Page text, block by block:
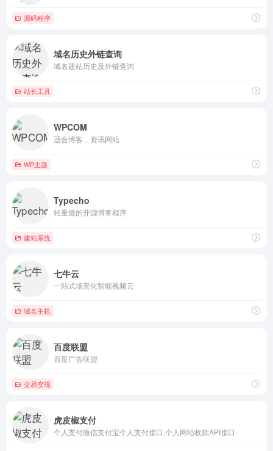
源码程序
域名历史外链查询
域名建站历史及外链查询
站长工具
WPCOM
适合博客，资讯网站
WP主题
Typecho
轻量级的开源博客程序
建站系统
七牛云
一站式场景化智能视频云
域名主机
百度联盟
百度广告联盟
交易变现
虎皮椒支付
个人支付微信支付宝个人支付接口,个人网站收款API接口